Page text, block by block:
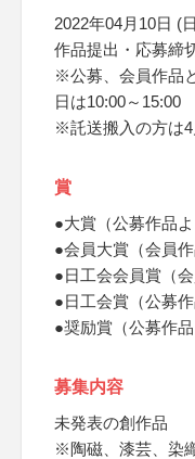
2022年04月10日 (
作品提出・応募締
※公募、会員作品
日は10:00～15:00
※託送搬入の方は
賞
●大賞（公募作品
●会員大賞（会員作
●日工会会員賞（
●日工会賞（公募作
●奨励賞（公募作品
募集内容
未発表の創作品
※陶磁、漆芸、染